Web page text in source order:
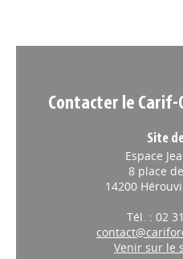
Contacter le
Site
Espace
8 place
14200
Tél. : 02
Venir sur le